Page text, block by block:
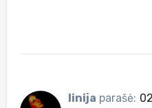
linija parašė: